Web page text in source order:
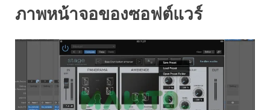
ภาพหน้าจอของซอฟต์แวร์